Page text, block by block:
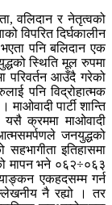
वलिदान र नेतृत्वको
विपरित दिर्घकालीन
पनि बलिदान एक
स्थिति मूल रुपमा
परिवर्तन आउँदै गरेको
पनि विद्रोहात्मक
पार्टी शान्ति
यसै क्रममा माओवादी
जनयुद्धको
इतिहासमा
मापन भने ०६२÷०६३
एकहदसम्म गर्न
नै रह्यो । तर